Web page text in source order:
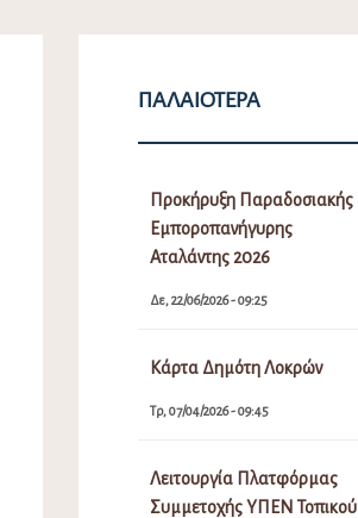
ΠΑΛΑΙΌΤΕΡΑ
Προκήρυξη Παραδοσιακής
Εμποροπανήγυρης
Αταλάντης 2026
Δε, 22/06/2026 - 09:25
Κάρτα Δημότη Λοκρών
Τρ, 07/04/2026 - 09:45
Λειτουργία Πλατφόρμας
Συμμετοχής ΥΠΕΝ Τοπικού